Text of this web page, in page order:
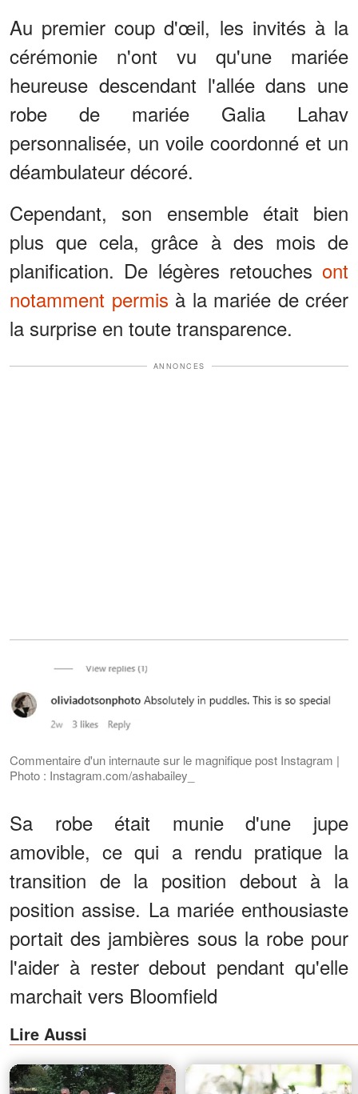
Au premier coup d'œil, les invités à la
cérémonie n'ont vu qu'une mariée
heureuse descendant l'allée dans une
robe de mariée Galia Lahav
personnalisée, un voile coordonné et un
déambulateur décoré.
Cependant, son ensemble était bien
plus que cela, grâce à des mois de
planification. De légères retouches ont
notamment permis à la mariée de créer
la surprise en toute transparence.
ANNONCES
Commentaire d'un internaute sur le magnifique post Instagram |
Photo : Instagram.com/ashabailey_
Sa robe était munie d'une jupe
amovible, ce qui a rendu pratique la
transition de la position debout à la
position assise. La mariée enthousiaste
portait des jambières sous la robe pour
l'aider à rester debout pendant qu'elle
marchait vers Bloomfield
Lire Aussi